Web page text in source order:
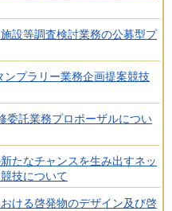
設等調査検討業務の公募型プ
プラリー業務企画提案競技
委託業務プロポーザルについ
たなチャンスを生み出すネッ
技について
ける啓発物のデザイン及び啓